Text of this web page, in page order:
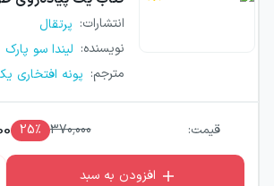
انتشارات: پرتقال
نویسنده: لیندا سو پارک
مترجم: پونه افتخاری
قیمت: 370,000
25٪
افزودن به سبد